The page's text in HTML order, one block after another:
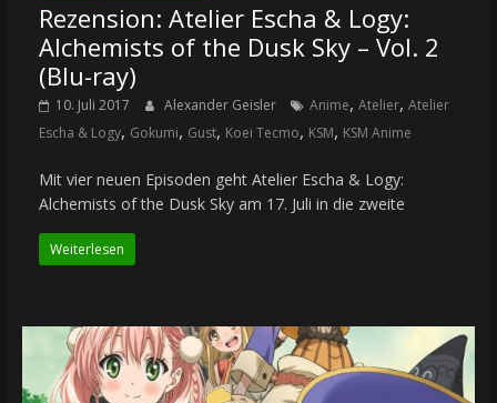
Rezension: Atelier Escha & Logy:
Alchemists of the Dusk Sky – Vol. 2
(Blu-ray)
10. Juli 2017 Alexander Geisler Anime, Atelier, Atelier
Escha & Logy, Gokumi, Gust, Koei Tecmo, KSM, KSM Anime
Mit vier neuen Episoden geht Atelier Escha & Logy:
Alchemists of the Dusk Sky am 17. Juli in die zweite
Weiterlesen